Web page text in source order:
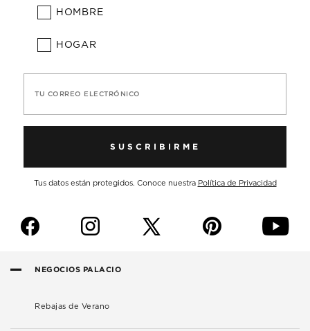
HOMBRE
HOGAR
TU CORREO ELECTRÓNICO
SUSCRIBIRME
Tus datos están protegidos. Conoce nuestra Política de Privacidad
f i p y
NEGOCIOS PALACIO
Rebajas de Verano